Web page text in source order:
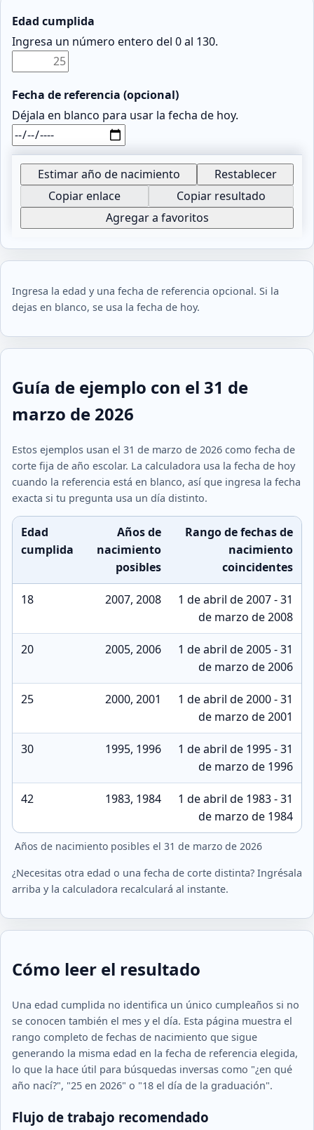
Edad cumplida
Ingresa un número entero del 0 al 130.
Fecha de referencia (opcional)
Déjala en blanco para usar la fecha de hoy.
Estimar año de nacimiento
Restablecer
Copiar enlace
Copiar resultado
Agregar a favoritos
Ingresa la edad y una fecha de referencia opcional. Si la
dejas en blanco, se usa la fecha de hoy.
Guía de ejemplo con el 31 de
marzo de 2026
Estos ejemplos usan el 31 de marzo de 2026 como fecha de
corte fija de año escolar. La calculadora usa la fecha de hoy
cuando la referencia está en blanco, así que ingresa la fecha
exacta si tu pregunta usa un día distinto.
Años de nacimiento posibles el 31 de marzo de 2026
Edad
cumplida
Años de
nacimiento
posibles
Rango de fechas de
nacimiento
coincidentes
18 2007, 2008
1 de abril de 2007 - 31
de marzo de 2008
20 2005, 2006
1 de abril de 2005 - 31
de marzo de 2006
25 2000, 2001
1 de abril de 2000 - 31
de marzo de 2001
30 1995, 1996
1 de abril de 1995 - 31
de marzo de 1996
42 1983, 1984
1 de abril de 1983 - 31
de marzo de 1984
¿Necesitas otra edad o una fecha de corte distinta? Ingrésala
arriba y la calculadora recalculará al instante.
Cómo leer el resultado
Una edad cumplida no identifica un único cumpleaños si no
se conocen también el mes y el día. Esta página muestra el
rango completo de fechas de nacimiento que sigue
generando la misma edad en la fecha de referencia elegida,
lo que la hace útil para búsquedas inversas como "¿en qué
año nací?", "25 en 2026" o "18 el día de la graduación".
Flujo de trabajo recomendado